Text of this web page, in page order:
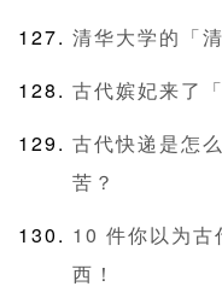
清华大学的「
古代嫔妃来了
古代快递是怎
苦？
10 件你以为古
西！